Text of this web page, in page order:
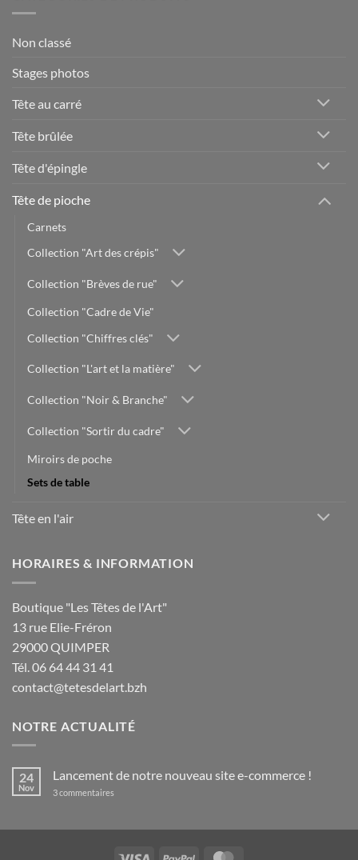
Non classé
Stages photos
Tête au carré
Tête brûlée
Tête d'épingle
Tête de pioche
Carnets
Collection "Art des crépis"
Collection "Brèves de rue"
Collection "Cadre de Vie"
Collection "Chiffres clés"
Collection "L'art et la matière"
Collection "Noir & Branche"
Collection "Sortir du cadre"
Miroirs de poche
Sets de table
Tête en l'air
HORAIRES & INFORMATION
Boutique "Les Têtes de l'Art"
13 rue Elie-Fréron
29000 QUIMPER
Tél. 06 64 44 31 41
contact@tetesdelart.bzh
NOTRE ACTUALITÉ
24
Nov
Lancement de notre nouveau site e-commerce !
3 commentaires
e-
Visa PayPal